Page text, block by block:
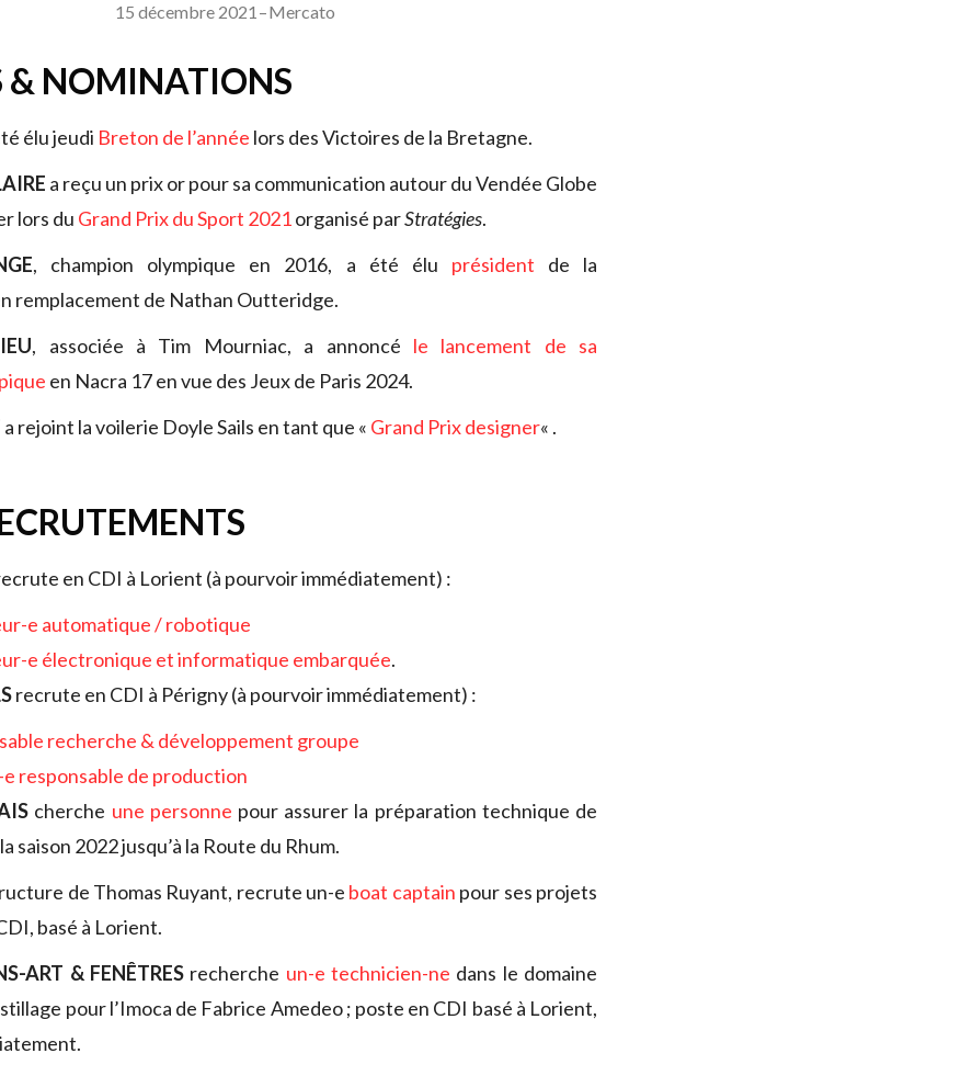
15 décembre 2021 –Mercato
& NOMINATIONS
élu jeudi Breton de l’année lors des Victoires de la Bretagne.
a reçu un prix or pour sa communication autour du Vendée Globe
lors du Grand Prix du Sport 2021organisé parStratégies.
, champion olympique en 2016, a été élu président de la
remplacement de Nathan Outteridge.
, associée à Tim Mourniac, a annoncé le lancement de sa
en Nacra 17 en vue des Jeux de Paris 2024.
a rejoint la voilerie Doyle Sails en tant que « Grand Prix designer« .
en CDI à Lorient (à pourvoir immédiatement) :
e automatique / robotique
e électronique et informatique embarquée.
recrute en CDI à Périgny (à pourvoir immédiatement) :
recherche & développement groupe
responsable de production
cherche une personne pour assurer la préparation technique de
saison 2022 jusqu’à la Route du Rhum.
de Thomas Ruyant, recrute un-e boat captain pour ses projets
basé à Lorient.
ART & FENÊTRES recherche un-e technicien-ne dans le domaine
pour l’Imoca de Fabrice Amedeo ; poste en CDI basé à Lorient,